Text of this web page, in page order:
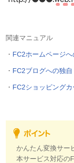
関連マニュアル
・ FC2ホームページ
・ FC2ブログへの独
・ FC2ショッピング
かんたん変換サー
本サービス対応の